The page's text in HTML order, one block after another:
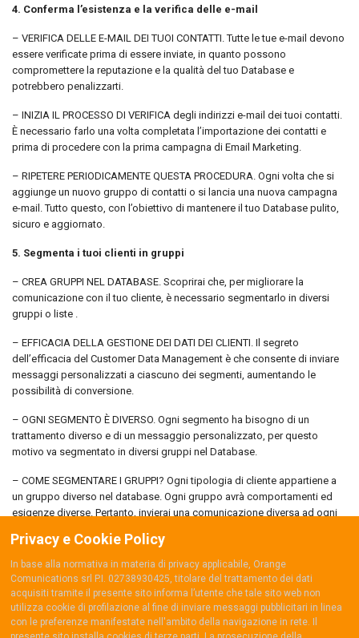
4. Conferma l’esistenza e la verifica delle e-mail
– VERIFICA DELLE E-MAIL DEI TUOI CONTATTI. Tutte le tue e-mail devono
essere verificate prima di essere inviate, in quanto possono
compromettere la reputazione e la qualità del tuo Database e
potrebbero penalizzarti.
– INIZIA IL PROCESSO DI VERIFICA degli indirizzi e-mail dei tuoi contatti.
È necessario farlo una volta completata l’importazione dei contatti e
prima di procedere con la prima campagna di Email Marketing.
– RIPETERE PERIODICAMENTE QUESTA PROCEDURA. Ogni volta che si
aggiunge un nuovo gruppo di contatti o si lancia una nuova campagna
e-mail. Tutto questo, con l’obiettivo di mantenere il tuo Database pulito,
sicuro e aggiornato.
5. Segmenta i tuoi clienti in gruppi
– CREA GRUPPI NEL DATABASE. Scoprirai che, per migliorare la
comunicazione con il tuo cliente, è necessario segmentarlo in diversi
gruppi o liste .
– EFFICACIA DELLA GESTIONE DEI DATI DEI CLIENTI. Il segreto
dell’efficacia del Customer Data Management è che consente di inviare
messaggi personalizzati a ciascuno dei segmenti, aumentando le
possibilità di conversione.
– OGNI SEGMENTO È DIVERSO. Ogni segmento ha bisogno di un
trattamento diverso e di un messaggio personalizzato, per questo
motivo va segmentato in diversi gruppi nel Database.
– COME SEGMENTARE I GRUPPI? Ogni tipologia di cliente appartiene a
un gruppo diverso nel database. Ogni gruppo avrà comportamenti ed
esigenze diverse. Pertanto, invierai una comunicazione diversa ad ogni
Vuoi gestire i dati dei tuoi clienti e perfezionare la segmentazione?
Ora è possibile con ADA!
Privacy e Cookie Policy
In base alla normativa in materia di privacy applicabile, Orange
Comunications srl P.I. 02738930425, titolare del trattamento dei dati
acquisiti tramite il presente sito informa l’utente che tale sito web non
utilizza cookie di profilazione al fine di inviare messaggi pubblicitari in linea
con le preferenze manifestate nell'ambito della navigazione in rete. Il